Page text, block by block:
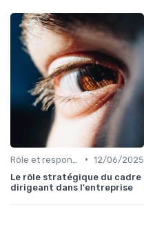
• 12/06/2025
Le rôle stratégique du cadre
dirigeant dans l'entreprise